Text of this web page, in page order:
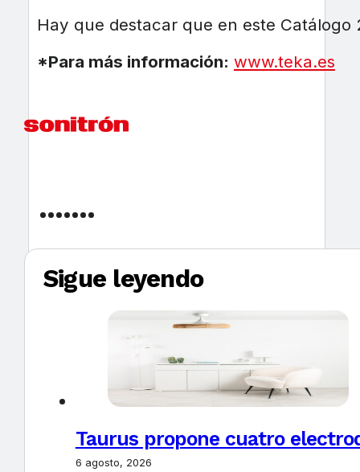
Hay que destacar que en este
*Para más información: www.teka.es
Sigue leyendo
Taurus propone cuatro
6 agosto, 2026